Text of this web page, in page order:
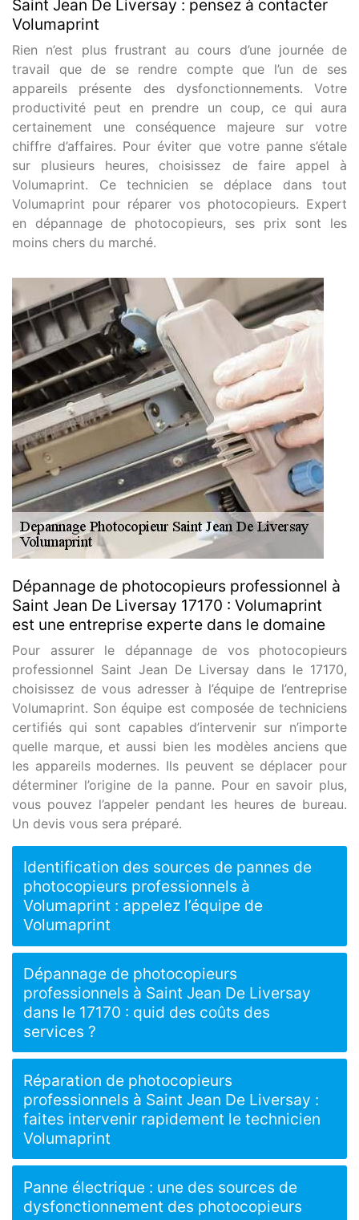
Saint Jean De Liversay : pensez à contacter
Volumaprint
Rien n’est plus frustrant au cours d’une journée de
travail que de se rendre compte que l’un de ses
appareils présente des dysfonctionnements. Votre
productivité peut en prendre un coup, ce qui aura
certainement une conséquence majeure sur votre
chiffre d’affaires. Pour éviter que votre panne s’étale
sur plusieurs heures, choisissez de faire appel à
Volumaprint. Ce technicien se déplace dans tout
Volumaprint pour réparer vos photocopieurs. Expert
en dépannage de photocopieurs, ses prix sont les
moins chers du marché.
Dépannage de photocopieurs professionnel à
Saint Jean De Liversay 17170 : Volumaprint
est une entreprise experte dans le domaine
Pour assurer le dépannage de vos photocopieurs
professionnel Saint Jean De Liversay dans le 17170,
choisissez de vous adresser à l’équipe de l’entreprise
Volumaprint. Son équipe est composée de techniciens
certifiés qui sont capables d’intervenir sur n’importe
quelle marque, et aussi bien les modèles anciens que
les appareils modernes. Ils peuvent se déplacer pour
déterminer l’origine de la panne. Pour en savoir plus,
vous pouvez l’appeler pendant les heures de bureau.
Un devis vous sera préparé.
Identification des sources de pannes de
photocopieurs professionnels à
Volumaprint : appelez l’équipe de
Volumaprint
Dépannage de photocopieurs
professionnels à Saint Jean De Liversay
dans le 17170 : quid des coûts des
services ?
Réparation de photocopieurs
professionnels à Saint Jean De Liversay :
faites intervenir rapidement le technicien
Volumaprint
Panne électrique : une des sources de
dysfonctionnement des photocopieurs